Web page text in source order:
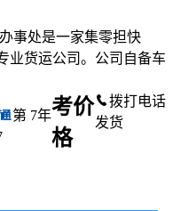
事处是一家集零担快
业货运公司。公司自备车
第 7年
拨打电话
发货
考价
格